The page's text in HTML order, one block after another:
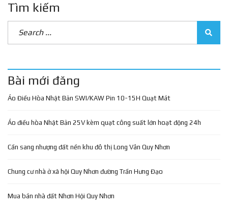
Tìm kiếm
Bài mới đăng
Áo Điều Hòa Nhật Bản SWI/KAW Pin 10-15H Quạt Mát
Áo điều hòa Nhật Bản 25V kèm quạt công suất lớn hoạt động 24h
Cần sang nhượng đất nền khu đô thị Long Vân Quy Nhơn
Chung cư nhà ở xã hội Quy Nhơn đường Trần Hưng Đạo
Mua bán nhà đất Nhơn Hội Quy Nhơn